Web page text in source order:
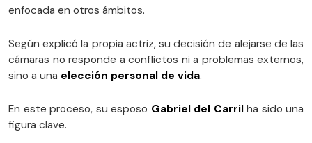
enfocada en otros ámbitos.
Según explicó la propia actriz, su decisión de alejarse de las
cámaras no responde a conflictos ni a problemas externos,
sino a una elección personal de vida.
En este proceso, su esposo Gabriel del Carrilha sido una
figura clave.